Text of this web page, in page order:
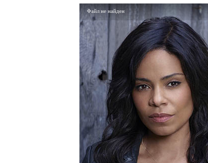
Файл не найден